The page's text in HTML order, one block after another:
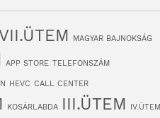
MAGYAR BAJNOKSÁG
APP STORE TELEFONSZÁM
HEVC CALL CENTER
KOSÁRLABDA III.ÜTEM IV.ÜTEM